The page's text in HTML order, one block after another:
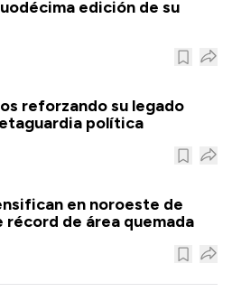
edición de su
reforzando su legado
política
en noroeste de
récord de área quemada